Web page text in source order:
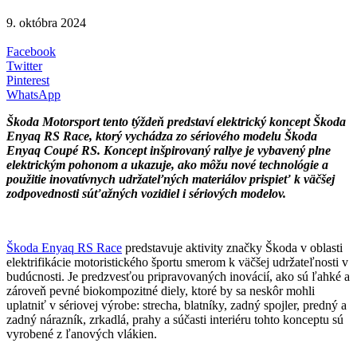
9. októbra 2024
Facebook
Twitter
Pinterest
WhatsApp
Škoda Motorsport tento týždeň predstaví elektrický koncept Škoda
Enyaq RS Race, ktorý vychádza zo sériového modelu Škoda
Enyaq Coupé RS. Koncept inšpirovaný rallye je vybavený plne
elektrickým pohonom a ukazuje, ako môžu nové technológie a
použitie inovatívnych udržateľných materiálov prispieť k väčšej
zodpovednosti súťažných vozidiel i sériových modelov.
Škoda Enyaq RS Race predstavuje aktivity značky Škoda v oblasti
elektrifikácie motoristického športu smerom k väčšej udržateľnosti v
budúcnosti. Je predzvesťou pripravovaných inovácií, ako sú ľahké a
zároveň pevné biokompozitné diely, ktoré by sa neskôr mohli
uplatniť v sériovej výrobe: strecha, blatníky, zadný spojler, predný a
zadný nárazník, zrkadlá, prahy a súčasti interiéru tohto konceptu sú
vyrobené z ľanových vlákien.